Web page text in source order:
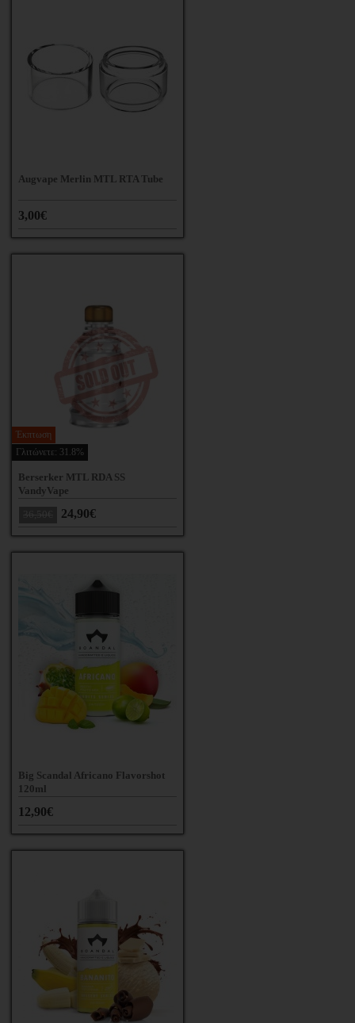
Augvape Merlin MTL RTA Tube
3,00€
Berserker MTL RDA SS
VandyVape
24,90€
Έκπτωση
Γλιτώνετε: 31.8%
Big Scandal Africano Flavorshot
120ml
12,90€